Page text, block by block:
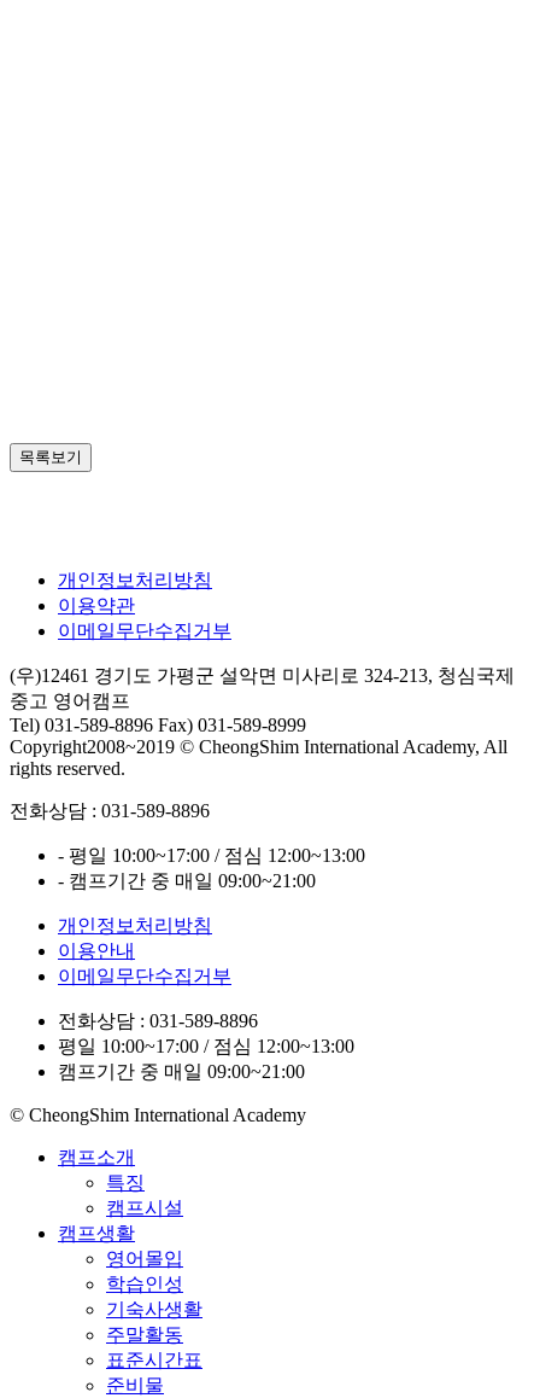
목록보기
개인정보처리방침
이용약관
이메일무단수집거부
(우)12461 경기도 가평군 설악면 미사리로 324-213, 청심국제
중고 영어캠프
Tel) 031-589-8896 Fax) 031-589-8999
Copyright2008~2019 © CheongShim International Academy, All
rights reserved.
전화상담 : 031-589-8896
- 평일 10:00~17:00 / 점심 12:00~13:00
- 캠프기간 중 매일 09:00~21:00
개인정보처리방침
이용안내
이메일무단수집거부
전화상담 : 031-589-8896
평일 10:00~17:00 / 점심 12:00~13:00
캠프기간 중 매일 09:00~21:00
© CheongShim International Academy
캠프소개
특징
캠프시설
캠프생활
영어몰입
학습인성
기숙사생활
주말활동
표준시간표
준비물